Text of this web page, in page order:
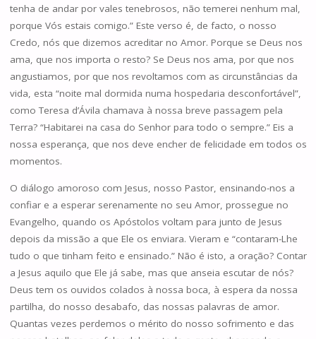
tenha de andar por vales tenebrosos, não temerei nenhum mal,
porque Vós estais comigo.” Este verso é, de facto, o nosso
Credo, nós que dizemos acreditar no Amor. Porque se Deus nos
ama, que nos importa o resto? Se Deus nos ama, por que nos
angustiamos, por que nos revoltamos com as circunstâncias da
vida, esta “noite mal dormida numa hospedaria desconfortável”,
como Teresa d’Ávila chamava à nossa breve passagem pela
Terra? “Habitarei na casa do Senhor para todo o sempre.” Eis a
nossa esperança, que nos deve encher de felicidade em todos os
momentos.
O diálogo amoroso com Jesus, nosso Pastor, ensinando-nos a
confiar e a esperar serenamente no seu Amor, prossegue no
Evangelho, quando os Apóstolos voltam para junto de Jesus
depois da missão a que Ele os enviara. Vieram e “contaram-Lhe
tudo o que tinham feito e ensinado.” Não é isto, a oração? Contar
a Jesus aquilo que Ele já sabe, mas que anseia escutar de nós?
Deus tem os ouvidos colados à nossa boca, à espera da nossa
partilha, do nosso desabafo, das nossas palavras de amor.
Quantas vezes perdemos o mérito do nosso sofrimento e das